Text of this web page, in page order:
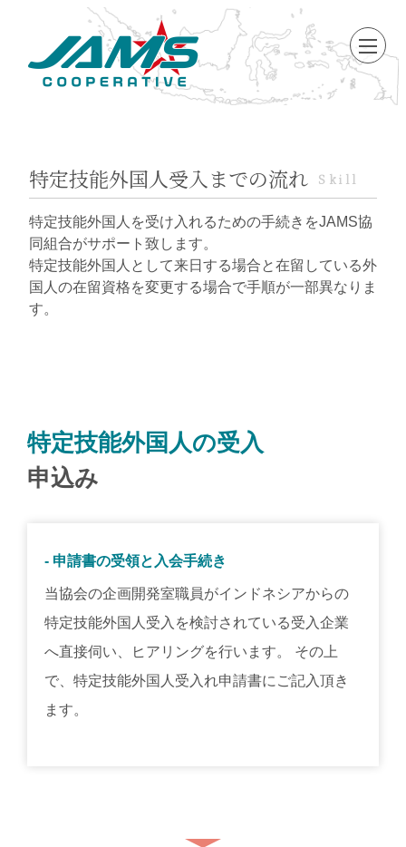
特定技能外国人受入までの流れ Skill
特定技能外国人を受け入れるための手続きをJAMS協
同組合がサポート致します。
特定技能外国人として来日する場合と在留している外
国人の在留資格を変更する場合で手順が一部異なりま
す。
特定技能外国人の受入
申込み
- 申請書の受領と入会手続き
当協会の企画開発室職員がインドネシアからの
特定技能外国人受入を検討されている受入企業
へ直接伺い、ヒアリングを行います。 その上
で、特定技能外国人受入れ申請書にご記入頂き
ます。